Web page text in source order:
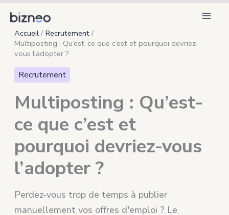
contenu
Accueil
Recrutement
Multiposting : Qu’est-ce que c’est et pourquoi devriez-
vous l’adopter ?
Recrutement
Multiposting : Qu’est-
ce que c’est et
pourquoi devriez-vous
l’adopter ?
Perdez-vous trop de temps à publier
manuellement vos offres d'emploi ? Le